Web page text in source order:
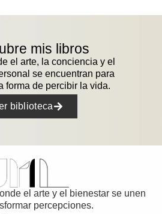
mis libros
el arte, la conciencia y el
se encuentran para
forma de percibir la vida.
biblioteca
el arte y el bienestar se unen
percepciones.